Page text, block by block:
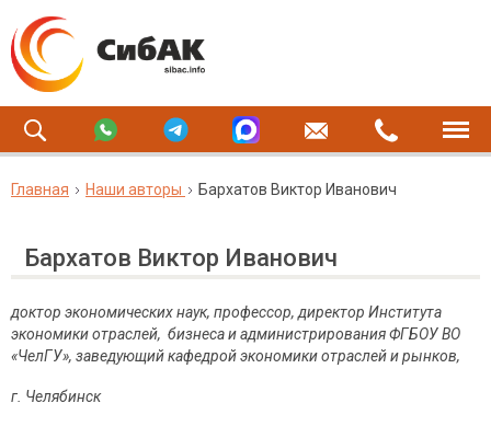
Главная Наши авторы Бархатов Виктор Иванович
Бархатов Виктор Иванович
доктор экономических наук, профессор, директор Института
экономики отраслей, бизнеса и администрирования ФГБОУ ВО
«ЧелГУ», заведующий кафедрой экономики отраслей и рынков,
г. Челябинск